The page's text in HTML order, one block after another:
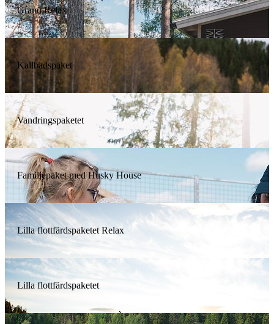
Granö Relax
Kallbadspaket
Vandringspaketet
Familjepaket med Husky House
Lilla flottfärdspaketet Relax
Lilla flottfärdspaketet